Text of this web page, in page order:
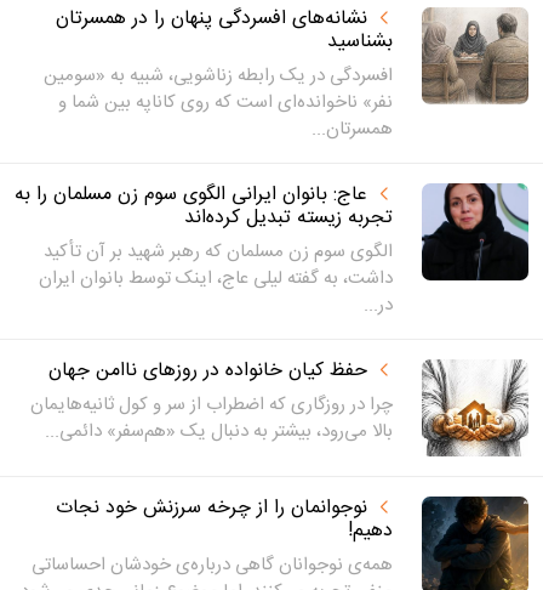
نشانه‌های افسردگی پنهان را در همسرتان
بشناسید
افسردگی در یک رابطه زناشویی، شبیه به «سومین
نفر» ناخوانده‌ای است که روی کاناپه بین شما و
همسرتان...
عاج: بانوان ایرانی الگوی سوم زن مسلمان را به
تجربه زیسته تبدیل کرده‌اند
الگوی سوم زن مسلمان که رهبر شهید بر آن تأکید
داشت، به گفته لیلی عاج، اینک توسط بانوان ایران
در...
حفظ کیان خانواده در روزهای ناامن جهان
چرا در روزگاری که اضطراب از سر و کول ثانیه‌هایمان
بالا می‌رود، بیشتر به دنبال یک «هم‌سفر» دائمی...
نوجوانمان را از چرخه سرزنش خود نجات
دهیم!
همه‌ی نوجوانان گاهی درباره‌ی خودشان احساساتی